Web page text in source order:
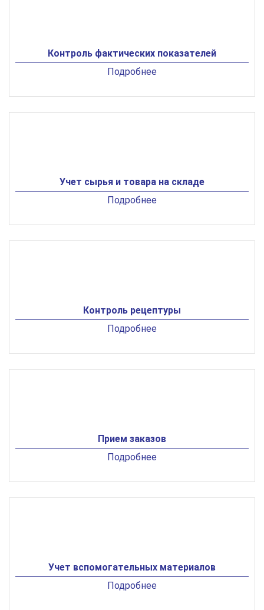
Контроль фактических показателей
Подробнее
Учет сырья и товара на складе
Подробнее
Контроль рецептуры
Подробнее
Прием заказов
Подробнее
Учет вспомогательных материалов
Подробнее